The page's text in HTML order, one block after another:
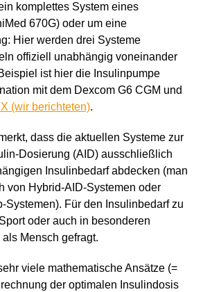
komplettes System eines
670G) oder um eine
Hier werden drei Systeme
offiziell unabhängig voneinander
ist hier die Insulinpumpe
mit dem Dexcom G6 CGM und
(wir berichteten).
dass die aktuellen Systeme zur
Dosierung (AID) ausschließlich
Insulinbedarf abdecken (man
von Hybrid-AID-Systemen oder
Systemen). Für den Insulinbedarf zu
oder auch in besonderen
Mensch gefragt.
viele mathematische Ansätze (=
der optimalen Insulindosis